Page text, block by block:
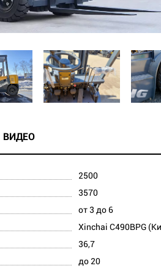
ВИДЕО
2500
3570
от 3 до 6
Xinchai C490BPG
36,7
до 20